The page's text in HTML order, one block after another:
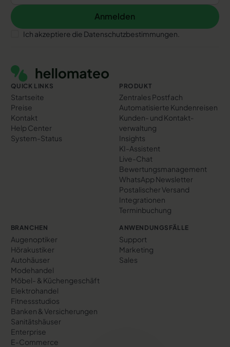
Anmelden
Anmelden
Ich akzeptiere die Datenschutzbestimmungen.
QUICK LINKS
Startseite
Preise
Kontakt
Help Center
System-Status
PRODUKT
Zentrales Postfach
Automatisierte Kundenreisen
Kunden- und Kontakt­
verwaltung
Insights
KI-Assistent
Live-Chat
Bewertungs­management
WhatsApp Newsletter
Postalischer Versand
Integrationen
Terminbuchung
BRANCHEN
Augenoptiker
Hörakustiker
Autohäuser
Modehandel
Möbel- & Küchengeschäft
Elektrohandel
Fitnessstudios
Banken & Versicherungen
Sanitätshäuser
Enterprise
E-Commerce
ANWENDUNGSFÄLLE
Support
Marketing
Sales